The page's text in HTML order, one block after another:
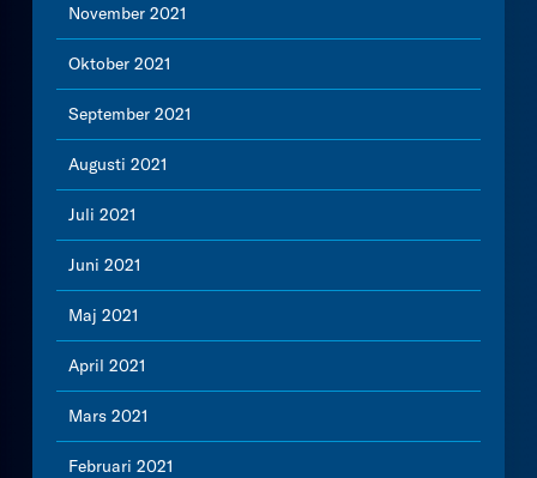
November 2021
Oktober 2021
September 2021
Augusti 2021
Juli 2021
Juni 2021
Maj 2021
April 2021
Mars 2021
Februari 2021